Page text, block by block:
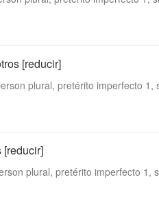
[reducir]
plural, pretérito imperfecto 1,
[reducir]
plural, pretérito imperfecto 1,